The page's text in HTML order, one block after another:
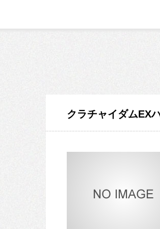
クラチャイダムEX